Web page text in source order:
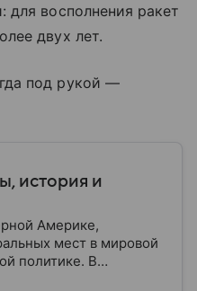
для восполнения ракет
двух лет.
под рукой —
история и
Америке,
мест в мировой
политике. В
об этой стране.